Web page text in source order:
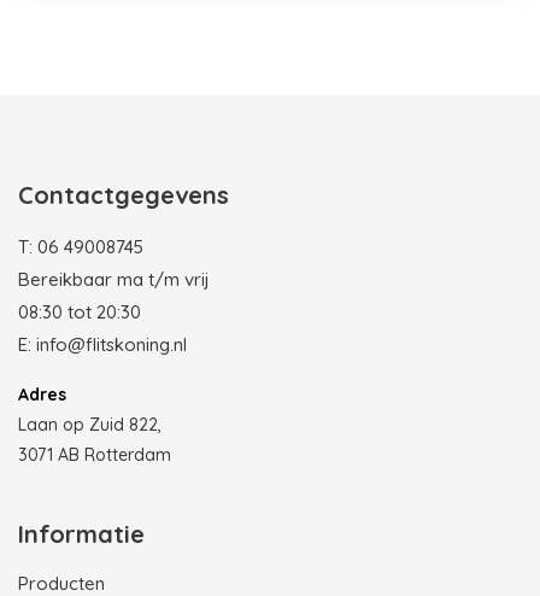
Contactgegevens
T: 06 49008745
Bereikbaar ma t/m vrij
08:30 tot 20:30
E: info@flitskoning.nl
Adres
Laan op Zuid 822,
3071 AB Rotterdam
Informatie
Producten